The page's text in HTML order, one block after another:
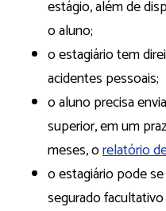
estágio, além de
o aluno;
o estagiário tem
acidentes pessoais;
o aluno precisa
superior, em um
meses, orelatório
o estagiário pode
segurado facultativo